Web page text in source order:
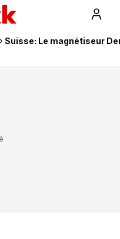
Suisse: Le magnétiseur